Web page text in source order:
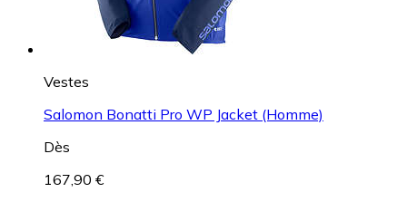
Vestes
Salomon Bonatti Pro WP Jacket (Homme)
Dès
167,90 €